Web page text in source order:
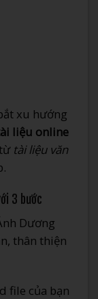
xu hướng
liệu online
tài liệu văn
3 bước
Dương
thân thiện
file của bạn